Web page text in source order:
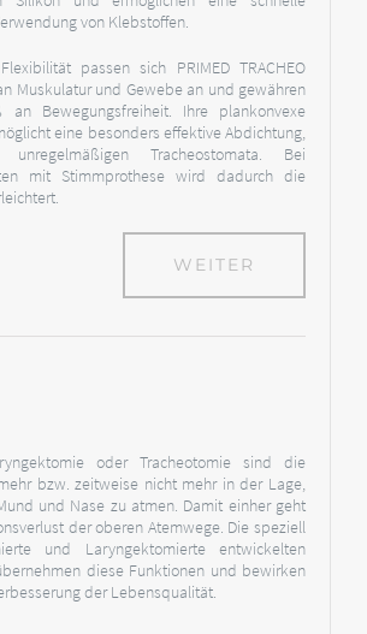
von Klebstoffen.
passen sich PRIMED TRACHEO
Muskulatur und Gewebe an und gewähren
Bewegungsfreiheit. Ihre plankonvexe
eine besonders effektive Abdichtung,
Tracheostomata. Bei
mit Stimmprothese wird dadurch die
WEITER
oder Tracheotomie sind die
bzw. zeitweise nicht mehr in der Lage,
und Nase zu atmen. Damit einher geht
der oberen Atemwege. Die speziell
und Laryngektomierte entwickelten
diese Funktionen und bewirken
der Lebensqualität.